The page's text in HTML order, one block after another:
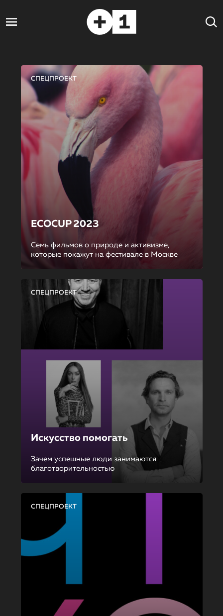
СПЕЦПРОЕКТ
ECOCUP 2023
Семь фильмов о природе и активизме,
которые покажут на фестивале в Москве
СПЕЦПРОЕКТ
Искусство помогать
Зачем успешные люди занимаются
благотворительностью
СПЕЦПРОЕКТ